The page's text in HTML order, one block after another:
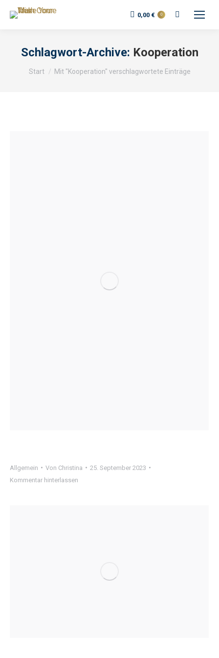
0,00 € 0 Search:
Schlagwort-Archive: Kooperation
Start Mit "Kooperation" verschlagwortete Einträge
Allgemein Von Christina
25. September 2023
Kommentar hinterlassen